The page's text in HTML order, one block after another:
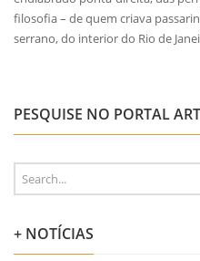
filosofia – de quem criava
serrano, do interior do Rio de
PESQUISE NO PORTAL
+ NOTÍCIAS